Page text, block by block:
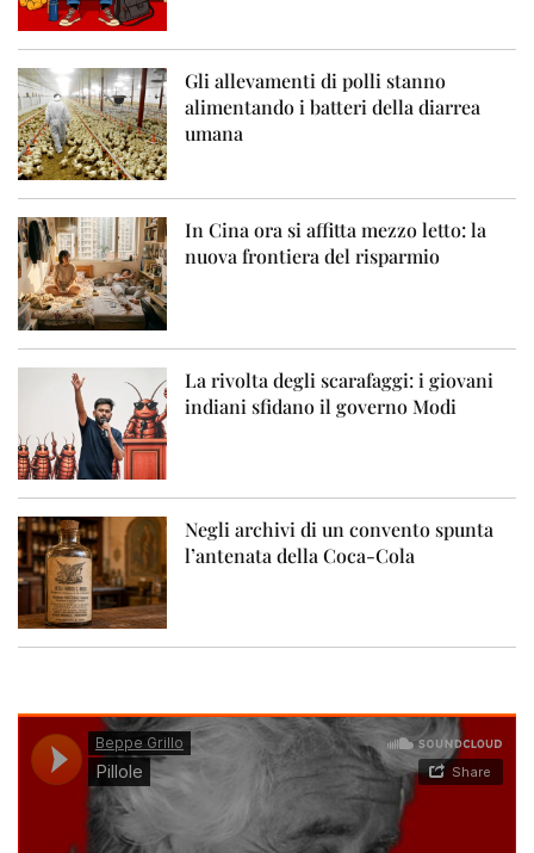
Gli allevamenti di polli stanno
alimentando i batteri della diarrea
umana
In Cina ora si affitta mezzo letto: la
nuova frontiera del risparmio
La rivolta degli scarafaggi: i giovani
indiani sfidano il governo Modi
Negli archivi di un convento spunta
l’antenata della Coca-Cola